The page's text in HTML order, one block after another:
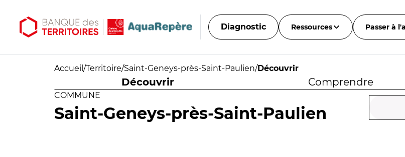
Diagnostic Ressources Passer à
Accueil /Territoire/Saint-Geneys-près-Saint-Paulien/Découvrir
Découvrir Comprendre
COMMUNE
Saint-Geneys-près-Saint-Paulien